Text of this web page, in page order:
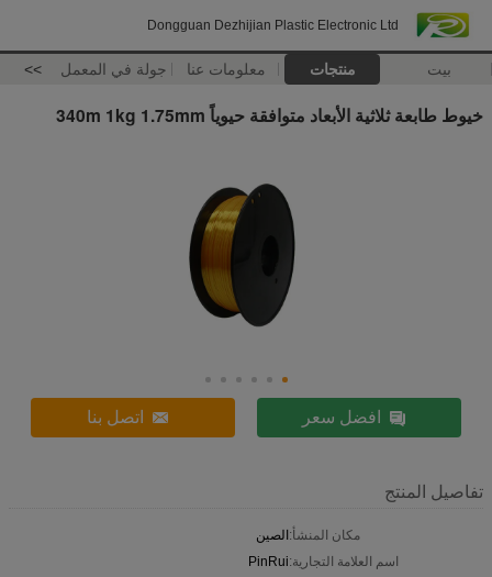
Dongguan Dezhijian Plastic Electronic Ltd
بيت منتجات معلومات عنا جولة في المعمل >>
خيوط طابعة ثلاثية الأبعاد متوافقة حيوياً 340m 1kg 1.75mm
افضل سعر اتصل بنا
تفاصيل المنتج
مكان المنشأ:الصين
اسم العلامة التجارية:PinRui